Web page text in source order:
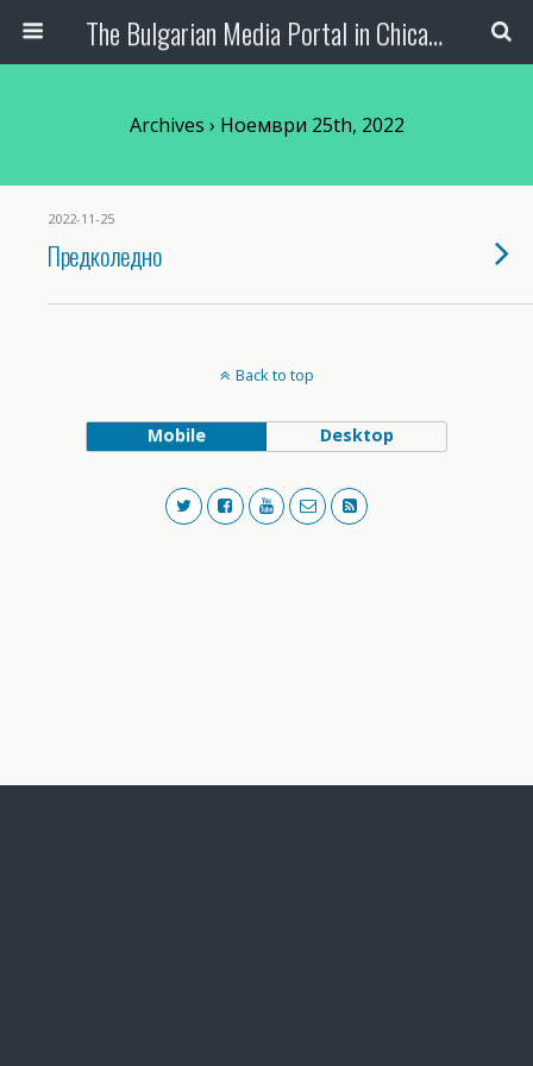
The Bulgarian Media Portal in Chicago
Archives › Ноември 25th, 2022
2022-11-25
Предколедно
Back to top
Mobile Desktop